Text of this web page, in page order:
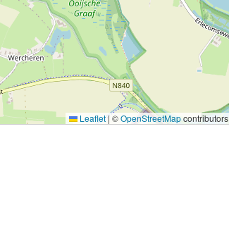
Leaflet |©OpenStreetMapcontributors